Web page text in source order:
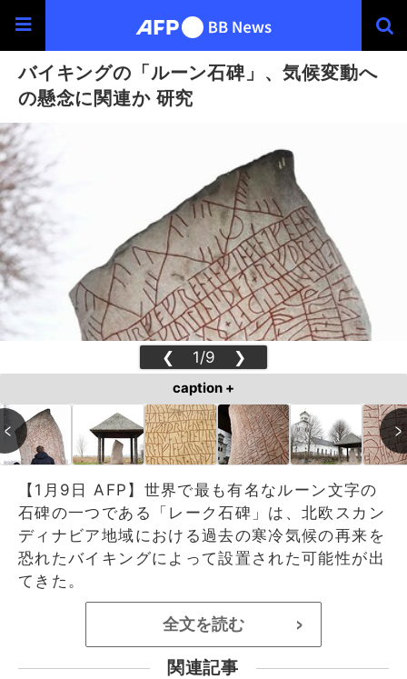
バイキングの「ルーン石碑」、気候変動へ
の懸念に関連か 研究
❮ 1/9 ❯
caption +
【1月9日 AFP】世界で最も有名なルーン文字の
石碑の一つである「レーク石碑」は、北欧スカン
ディナビア地域における過去の寒冷気候の再来を
恐れたバイキングによって設置された可能性が出
てきた。
全文を読む >
関連記事